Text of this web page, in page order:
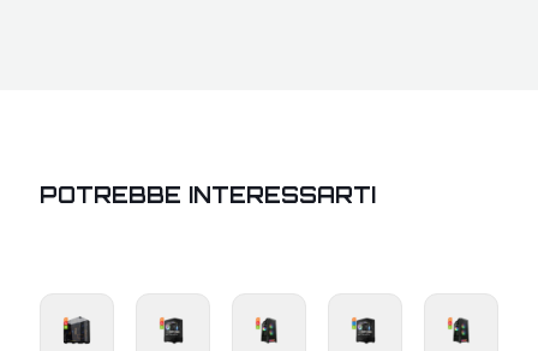
POTREBBE INTERESSARTI